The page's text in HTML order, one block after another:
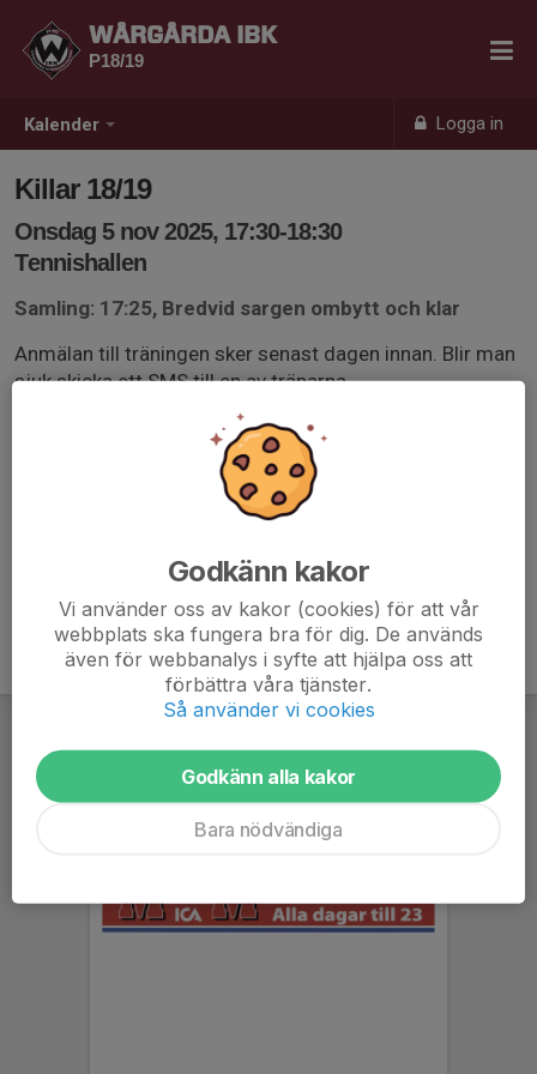
Kalender Logga in
WÅRGÅRDA IBK
P18/19
Killar 18/19
Onsdag 5 nov 2025, 17:30-18:30
Tennishallen
Samling: 17:25, Bredvid sargen ombytt och klar
Anmälan till träningen sker senast dagen innan. Blir man
sjuk skicka ett SMS till en av tränarna
Godkänn kakor
Vi använder oss av kakor (cookies) för att vår
webbplats ska fungera bra för dig. De används
även för webbanalys i syfte att hjälpa oss att
förbättra våra tjänster.
Så använder vi cookies
Godkänn alla kakor
Bara nödvändiga